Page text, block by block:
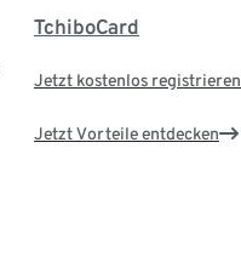
TchiboCard
Jetzt kostenlos registrieren
Jetzt Vorteile entdecken